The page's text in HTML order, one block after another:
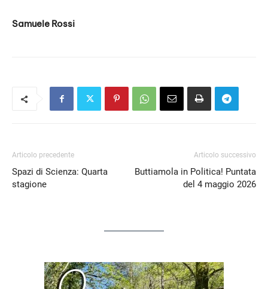
Samuele Rossi
Articolo precedente
Spazi di Scienza: Quarta
stagione
Articolo successivo
Buttiamola in Politica! Puntata
del 4 maggio 2026